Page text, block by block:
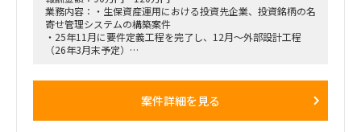
業務内容：・生保資産運用における投資先企業、投資銘柄の名
寄せ管理システムの構築案件
・25年11月に要件定義工程を完了し、12月～外部設計工程
（26年3月末予定）
案件詳細を見る